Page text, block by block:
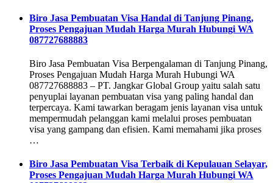
Biro Jasa Pembuatan Visa Handal di Tanjung Pinang,
Proses Pengajuan Mudah Harga Murah Hubungi WA
087727688883
Biro Jasa Pembuatan Visa Berpengalaman di Tanjung Pinang,
Proses Pengajuan Mudah Harga Murah Hubungi WA
087727688883 – PT. Jangkar Global Group yaitu salah satu
penyuplai layanan pembuatan visa yang paling handal dan
terpercaya. Kami tawarkan beragam jenis layanan visa untuk
mempermudah pelanggan kami melalui proses pembuatan
visa yang gampang dan efisien. Kami memahami jika proses
…
Biro Jasa Pembuatan Visa Terbaik di Kepulauan Selayar,
Proses Pengajuan Mudah Harga Murah Hubungi WA